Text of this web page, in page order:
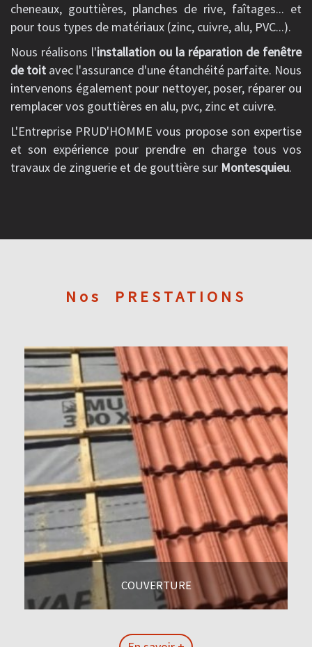
cheneaux, gouttières, planches de rive, faîtages... et
pour tous types de matériaux (zinc, cuivre, alu, PVC...).
Nous réalisons l'installation ou la réparation de fenêtre
de toit avec l'assurance d'une étanchéité parfaite. Nous
intervenons également pour nettoyer, poser, réparer ou
remplacer vos gouttières en alu, pvc, zinc et cuivre.
L'Entreprise PRUD'HOMME vous propose son expertise
et son expérience pour prendre en charge tous vos
travaux de zinguerie et de gouttière sur Montesquieu.
Nos PRESTATIONS
COUVERTURE